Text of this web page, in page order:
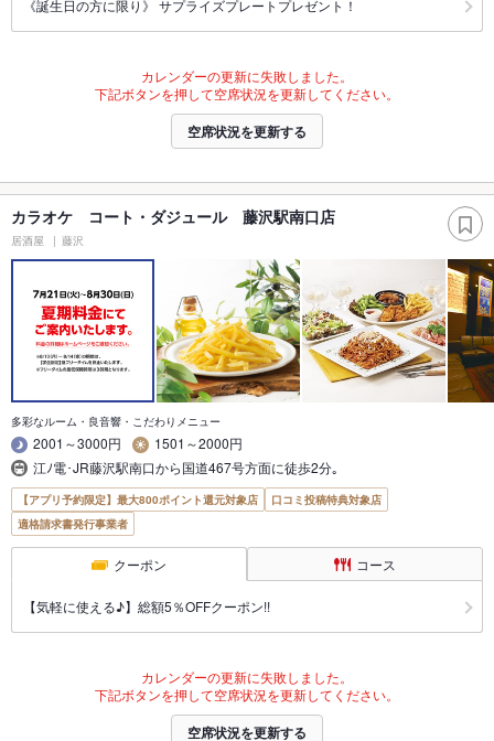
《誕生日の方に限り》 サプライズプレートプレゼント！
カレンダーの更新に失敗しました。
下記ボタンを押して空席状況を更新してください。
空席状況を更新する
カラオケ コート・ダジュール 藤沢駅南口店
居酒屋 藤沢
多彩なルーム・良音響・こだわりメニュー
2001～3000円
1501～2000円
江ﾉ電･JR藤沢駅南口から国道467号方面に徒歩2分｡
【アプリ予約限定】最大800ポイント還元対象店
口コミ投稿特典対象店
適格請求書発行事業者
クーポン コース
【気軽に使える♪】総額5％OFFクーポン!!
カレンダーの更新に失敗しました。
下記ボタンを押して空席状況を更新してください。
空席状況を更新する